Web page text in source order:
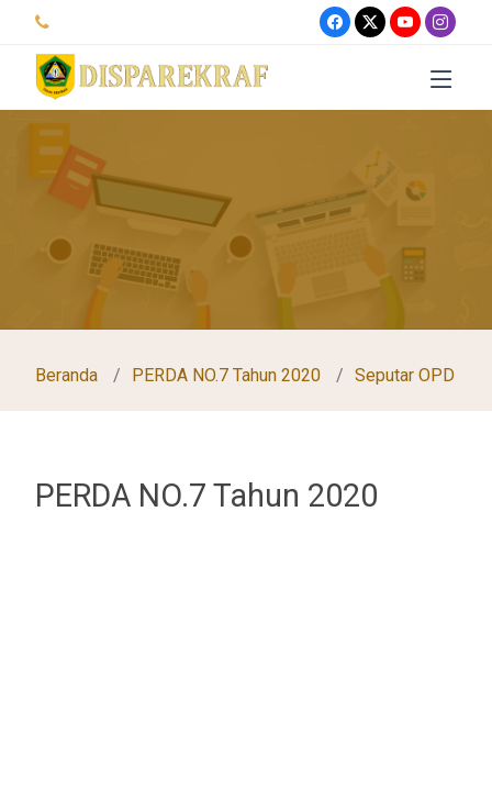
Beranda PERDA NO.7 Tahun 2020 Seputar OPD
PERDA NO.7 Tahun 2020